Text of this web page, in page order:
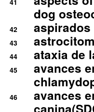
41
dog
42
43
44 ataxia de
45
avances
46
avances